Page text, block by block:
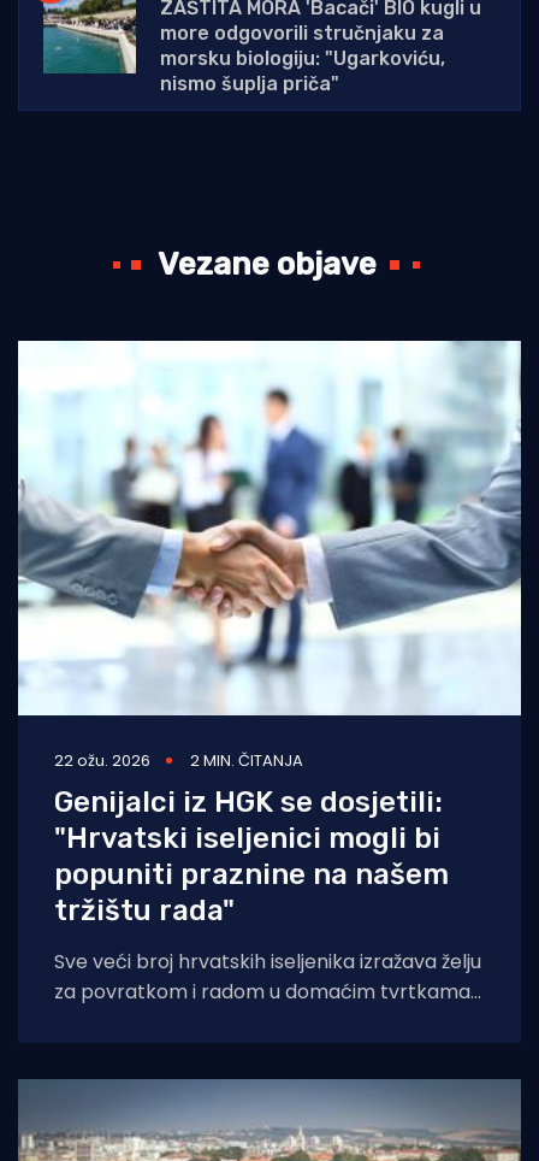
ZAŠTITA MORA 'Bacači' BIO kugli u
more odgovorili stručnjaku za
morsku biologiju: "Ugarkoviću,
nismo šuplja priča"
Vezane objave
22 ožu. 2026 2 MIN. ČITANJA
Genijalci iz HGK se dosjetili:
"Hrvatski iseljenici mogli bi
popuniti praznine na našem
tržištu rada"
Sve veći broj hrvatskih iseljenika izražava želju
za povratkom i radom u domaćim tvrtkama